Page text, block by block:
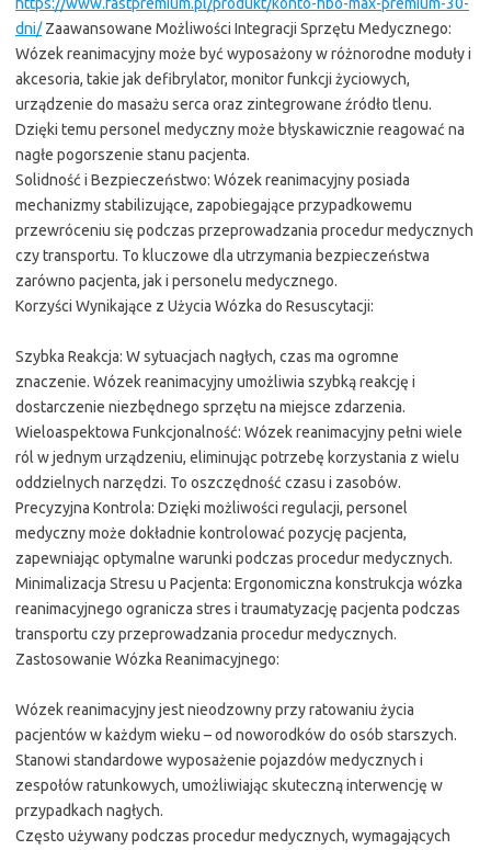
dni/Zaawansowane Możliwości Integracji Sprzętu Medycznego:
Wózek reanimacyjny może być wyposażony w różnorodne moduły i
akcesoria, takie jak defibrylator, monitor funkcji życiowych,
urządzenie do masażu serca oraz zintegrowane źródło tlenu.
Dzięki temu personel medyczny może błyskawicznie reagować na
nagłe pogorszenie stanu pacjenta.
Solidność i Bezpieczeństwo: Wózek reanimacyjny posiada
mechanizmy stabilizujące, zapobiegające przypadkowemu
przewróceniu się podczas przeprowadzania procedur medycznych
czy transportu. To kluczowe dla utrzymania bezpieczeństwa
zarówno pacjenta, jak i personelu medycznego.
Korzyści Wynikające z Użycia Wózka do Resuscytacji:
Szybka Reakcja: W sytuacjach nagłych, czas ma ogromne
znaczenie. Wózek reanimacyjny umożliwia szybką reakcję i
dostarczenie niezbędnego sprzętu na miejsce zdarzenia.
Wieloaspektowa Funkcjonalność: Wózek reanimacyjny pełni wiele
ról w jednym urządzeniu, eliminując potrzebę korzystania z wielu
oddzielnych narzędzi. To oszczędność czasu i zasobów.
Precyzyjna Kontrola: Dzięki możliwości regulacji, personel
medyczny może dokładnie kontrolować pozycję pacjenta,
zapewniając optymalne warunki podczas procedur medycznych.
Minimalizacja Stresu u Pacjenta: Ergonomiczna konstrukcja wózka
reanimacyjnego ogranicza stres i traumatyzację pacjenta podczas
transportu czy przeprowadzania procedur medycznych.
Zastosowanie Wózka Reanimacyjnego:
Wózek reanimacyjny jest nieodzowny przy ratowaniu życia
pacjentów w każdym wieku – od noworodków do osób starszych.
Stanowi standardowe wyposażenie pojazdów medycznych i
zespołów ratunkowych, umożliwiając skuteczną interwencję w
przypadkach nagłych.
Często używany podczas procedur medycznych, wymagających